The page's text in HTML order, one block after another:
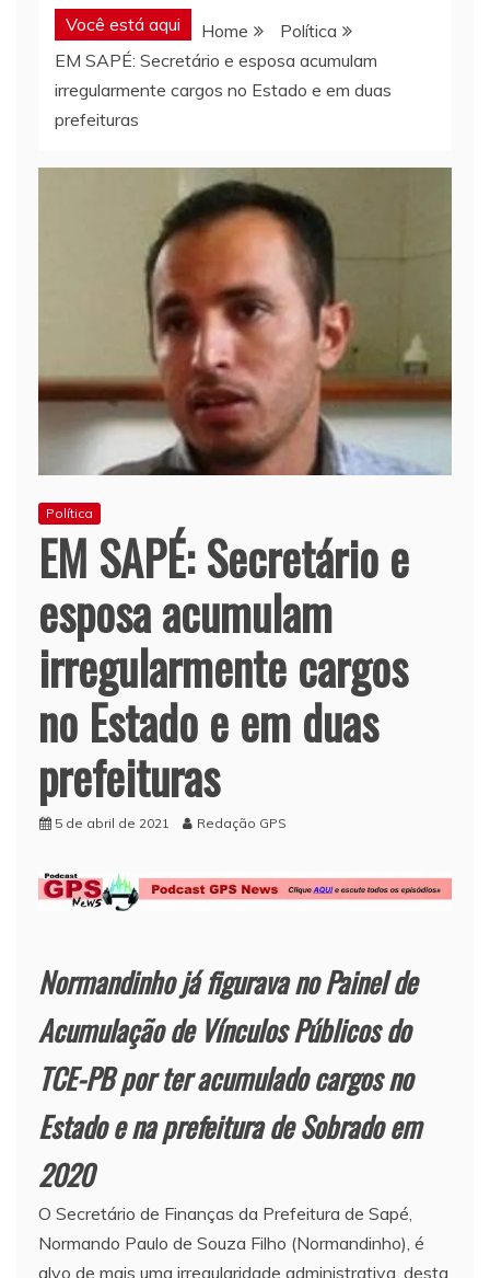
Você está aqui Home
Política
EM SAPÉ: Secretário e esposa acumulam
irregularmente cargos no Estado e em duas
prefeituras
Política
EM SAPÉ: Secretário e
esposa acumulam
irregularmente cargos
no Estado e em duas
prefeituras
5 de abril de 2021 Redação GPS
Normandinho já figurava no Painel de
Acumulação de Vínculos Públicos do
TCE-PB por ter acumulado cargos no
Estado e na prefeitura de Sobrado em
2020
O Secretário de Finanças da Prefeitura de Sapé,
Normando Paulo de Souza Filho (Normandinho), é
alvo de mais uma irregularidade administrativa, desta